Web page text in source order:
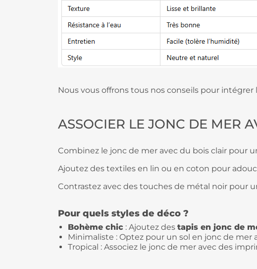
Nous vous offrons tous nos conseils pour intégrer
ASSOCIER LE JONC DE MER
Combinez le jonc de mer avec du bois clair pour
Ajoutez des textiles en lin ou en coton pour
Contrastez avec des touches de métal noir pour
Pour quels styles de déco ?
Bohème chic : Ajoutez des tapis en jonc de
Minimaliste : Optez pour un sol en jonc de mer
Tropical : Associez le jonc de mer avec des